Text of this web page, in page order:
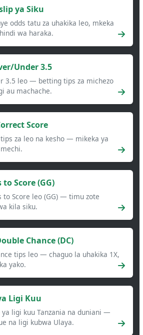
ya Siku
odds tatu za uhakika leo, mkeka
wa haraka.
Under 3.5
3.5 leo — betting tips za michezo
au machache.
Score
za leo na kesho — mikeka ya
Score (GG)
to Score leo (GG) — timu zote
kila siku.
Chance (DC)
tips leo — chaguo la uhakika 1X,
yako.
Ligi Kuu
ligi kuu Tanzania na duniani —
na ligi kubwa Ulaya.